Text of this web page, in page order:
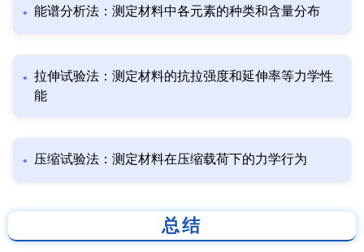
能谱分析法：测定材料中各元素的种类和含量分布
拉伸试验法：测定材料的抗拉强度和延伸率等力学性
能
压缩试验法：测定材料在压缩载荷下的力学行为
总结